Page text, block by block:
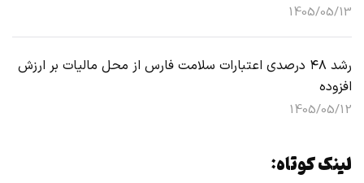
1405/05/13
رشد ۴۸ درصدی اعتبارات سلامت فارس از محل مالیات بر ارزش
افزوده
1405/05/12
لینک کوتاه: